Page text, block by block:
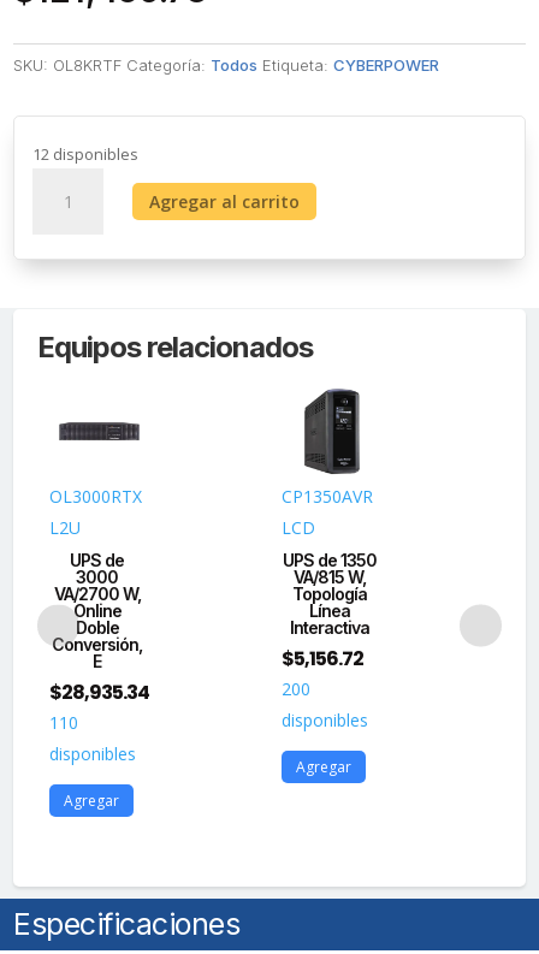
SKU: OL8KRTF Categoría: Todos Etiqueta:CYBERPOWER
12 disponibles
VA/8000
Doble
Vac
Entrada,
240
Vac
Salida,
Entrada
Hardwired,
Onda
Senoidal
o
Rack
Agregar al carrito
Equipos relacionados
OL3000RTX
L2U
UPS de
3000
VA/2700 W,
Online
Doble
Conversión,
E
$28,935.34
110
disponibles
Agregar
CP1350AVR
LCD
UPS de 1350
VA/815 W,
Topología
Línea
Interactiva
$5,156.72
200
disponibles
Agregar
Especificaciones